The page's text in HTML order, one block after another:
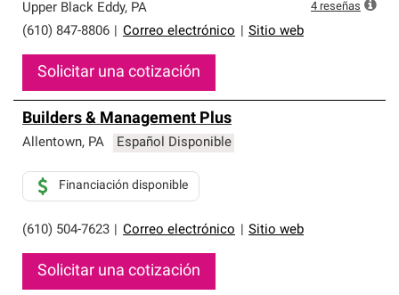
Upper Black Eddy, PA
(610) 847-8806
Correo electrónico Sitio web
Solicitar una cotización
4 reseñas
Builders & Management Plus
Allentown, PA Español Disponible
(610) 504-7623 Correo electrónico Sitio web
Financiación disponible
Solicitar una cotización